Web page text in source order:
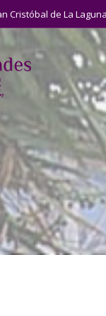
Cristóbal de La Laguna